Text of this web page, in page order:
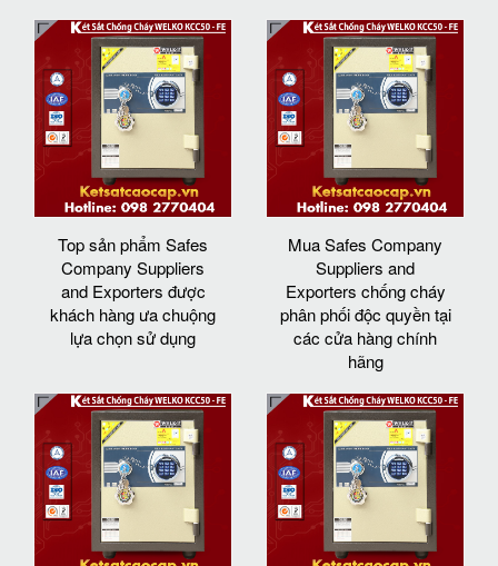
Top sản phẩm Safes
Company Suppliers
and Exporters được
khách hàng ưa chuộng
lựa chọn sử dụng
Mua Safes Company
Suppliers and
Exporters chống cháy
phân phối độc quyền tại
các cửa hàng chính
hãng